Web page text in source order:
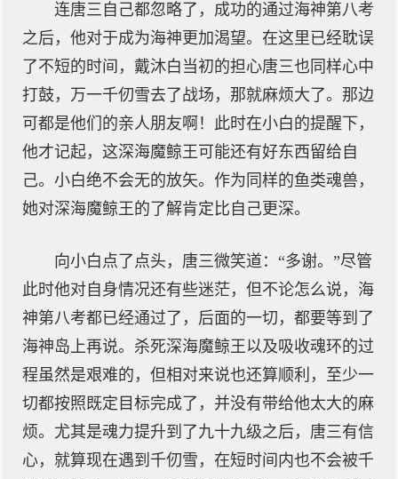
连唐三自己都忽略了，成功的通过海神第八考
之后，他对于成为海神更加渴望。在这里已经耽误
了不短的时间，戴沐白当初的担心唐三也同样心中
打鼓，万一千仞雪去了战场，那就麻烦大了。那边
可都是他们的亲人朋友啊！此时在小白的提醒下，
他才记起，这深海魔鲸王可能还有好东西留给自
己。小白绝不会无的放矢。作为同样的鱼类魂兽，
她对深海魔鲸王的了解肯定比自己更深。
向小白点了点头，唐三微笑道：“多谢。”尽管
此时他对自身情况还有些迷茫，但不论怎么说，海
神第八考都已经通过了，后面的一切，都要等到了
海神岛上再说。杀死深海魔鲸王以及吸收魂环的过
程虽然是艰难的，但相对来说也还算顺利，至少一
切都按照既定目标完成了，并没有带给他太大的麻
烦。尤其是魂力提升到了九十九级之后，唐三有信
心，就算现在遇到千仞雪，在短时间内也不会被千